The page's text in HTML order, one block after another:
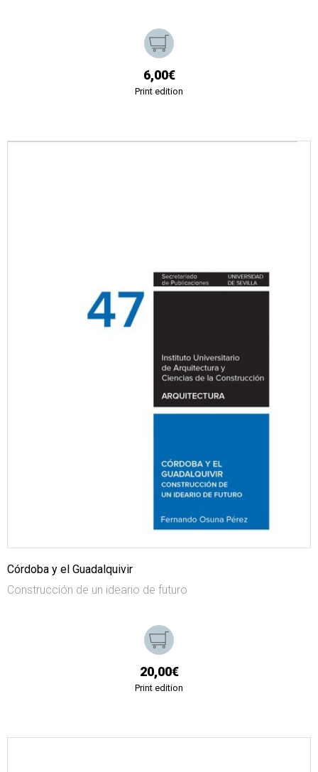
6,00€
Print edition
Córdoba y el Guadalquivir
Construcción de un ideario de futuro
20,00€
Print edition